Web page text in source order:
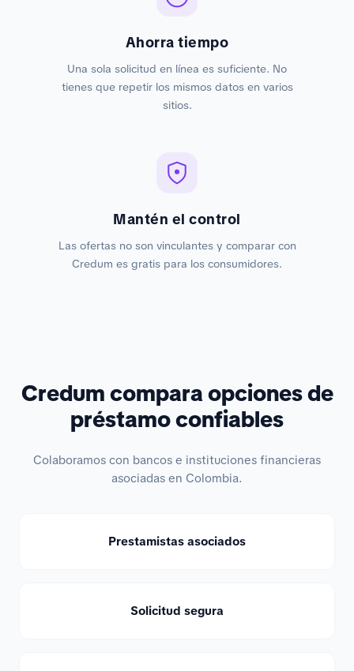
Ahorra tiempo
Una sola solicitud en línea es suficiente. No
tienes que repetir los mismos datos en varios
sitios.
Mantén el control
Las ofertas no son vinculantes y comparar con
Credum es gratis para los consumidores.
Credum compara opciones de
préstamo confiables
Colaboramos con bancos e instituciones financieras
asociadas en Colombia.
Prestamistas asociados
Solicitud segura